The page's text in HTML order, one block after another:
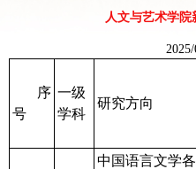
人文与艺术学
序
号
一级
学科
研究方向
中国语言文学